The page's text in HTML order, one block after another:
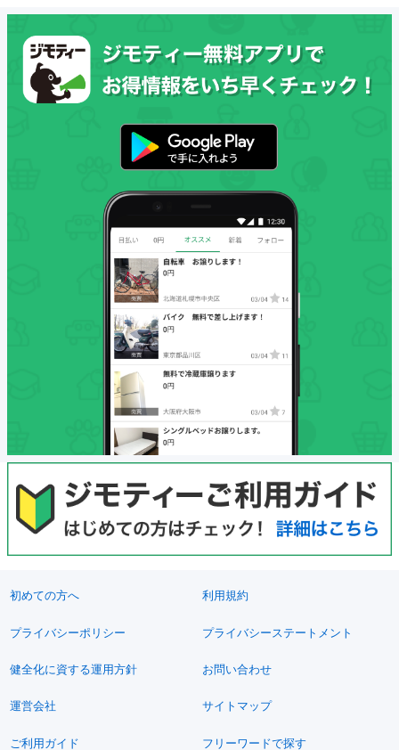
初めての方へ 利用規約
プライバシーポリシー プライバシーステートメント
健全化に資する運用方針 お問い合わせ
運営会社 サイトマップ
ご利用ガイド フリーワードで探す